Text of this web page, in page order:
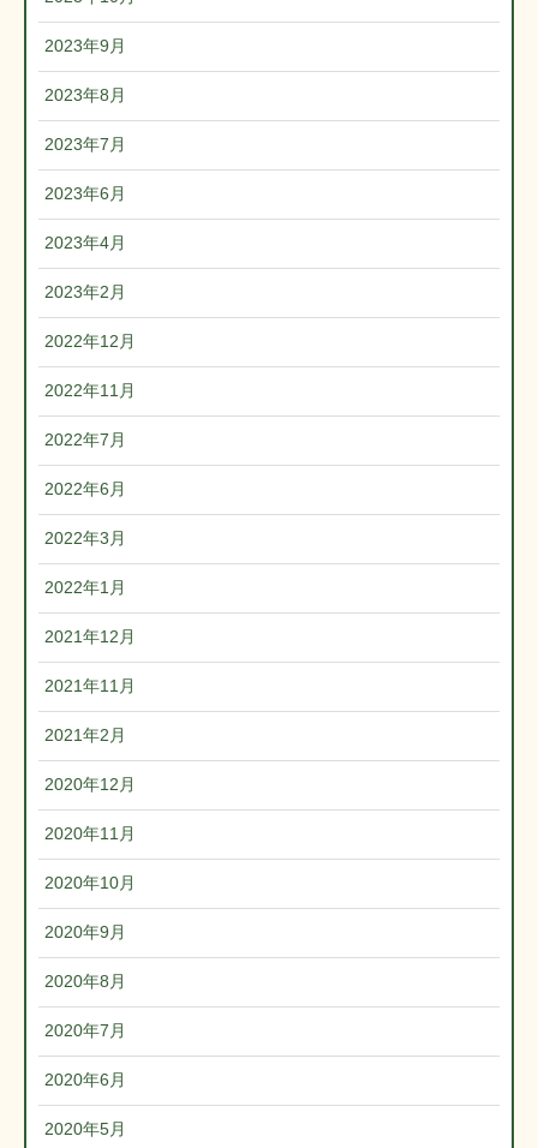
2023年9月
2023年8月
2023年7月
2023年6月
2023年4月
2023年2月
2022年12月
2022年11月
2022年7月
2022年6月
2022年3月
2022年1月
2021年12月
2021年11月
2021年2月
2020年12月
2020年11月
2020年10月
2020年9月
2020年8月
2020年7月
2020年6月
2020年5月